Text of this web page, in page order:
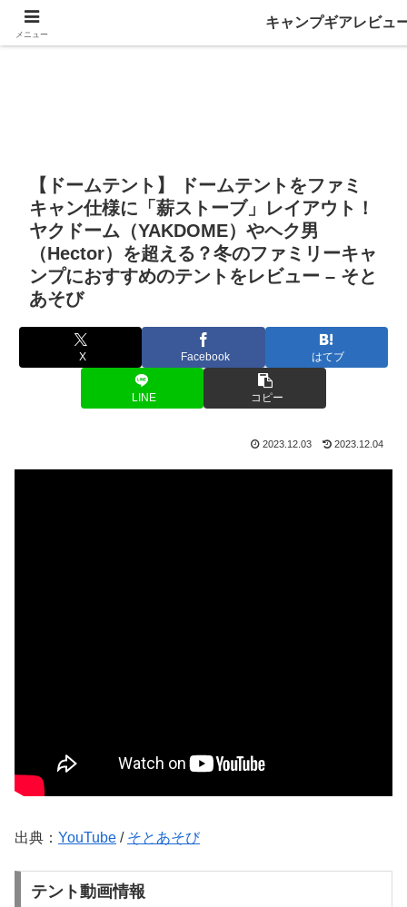
【ドームテント】 ドームテントをファミ
キャン仕様に「薪ストーブ」レイアウト！
ヤクドーム（YAKDOME）やヘク男
（Hector）を超える？冬のファミリーキャ
ンプにおすすめのテントをレビュー – そと
あそび
X Facebook はてブ
LINE コピー
2023.12.03 2023.12.04
出典： YouTube / そとあそび
テント動画情報
メニュー
キャンプギアレビュ